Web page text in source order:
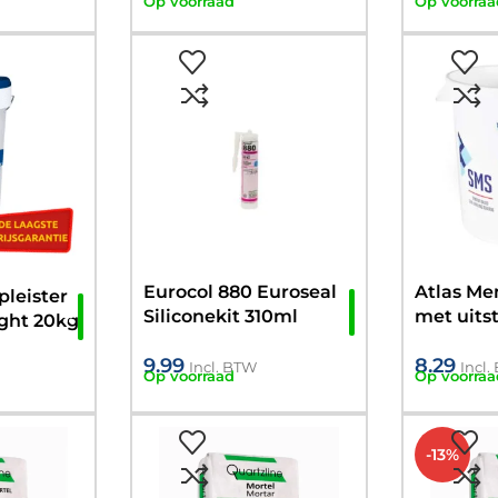
20kg
Eurocol 880 Euroseal
Siliconekit 310ml
9.99 Incl. BTW
Op voorraad
Atlas
met
8.29 Incl.
Op
-13%